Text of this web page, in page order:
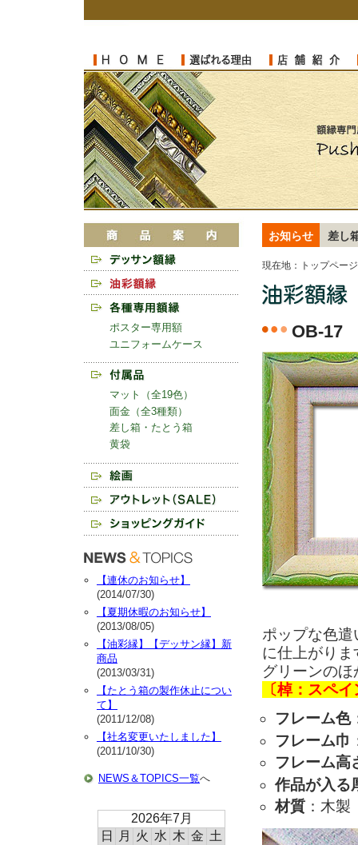
OB-17
ポップな色
に仕上がりま
グリーンの
〔棹：スペ
フレーム色
フレーム巾
フレーム高
作品が入る
材質 ：木製
ポスター専用額
ユニフォームケース
マット（全19色）
面金（全3種類）
差し箱・たとう箱
黄袋
【連休のお知らせ】
(2014/07/30)
【夏期休暇のお知らせ】
(2013/08/05)
【油彩縁】【デッサン縁】新
商品
(2013/03/31)
【たとう箱の製作休止につい
て】
(2011/12/08)
【社名変更いたしました】
(2011/10/30)
NEWS＆TOPICS一覧へ
2026年7月
日
月 火 水 木 金 土
現在地： トップページ
お知らせ 差し